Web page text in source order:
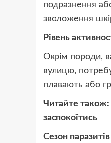
подразнення
зволоження
Рівень
Окрім породи,
вулицю,
плавають або
Читайте також:
заспокоїтись
Сезон паразитів